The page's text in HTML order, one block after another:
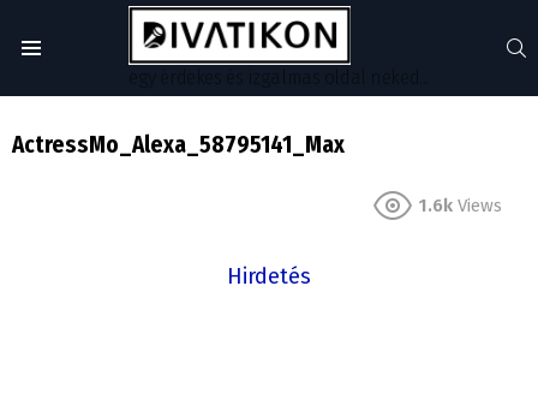
ActressMo_Alexa_58795141_Max
1.6k Views
Hirdetés